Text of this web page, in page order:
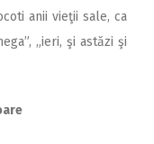
anii vieţii sale, ca
„ieri, şi astăzi şi